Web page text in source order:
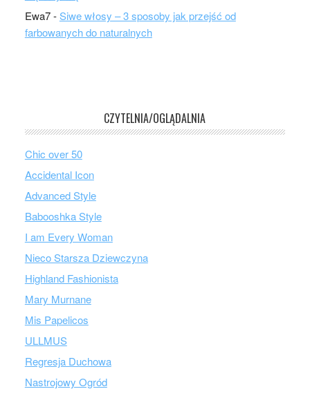
Ewa7-Siwe włosy – 3 sposoby jak przejść od
farbowanych do naturalnych
CZYTELNIA/OGLĄDALNIA
Chic over 50
Accidental Icon
Advanced Style
Babooshka Style
I am Every Woman
Nieco Starsza Dziewczyna
Highland Fashionista
Mary Murnane
Mis Papelicos
ULLMUS
Regresja Duchowa
Nastrojowy Ogród